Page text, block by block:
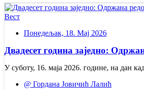
Вест
Понедељак, 18. Мај 2026
Двадесет година заједно:
У суботу, 16. маја 2026. године, на дан
@ Гордана Јовичић Лалић